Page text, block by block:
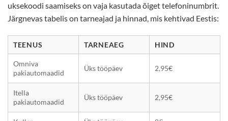
uksekoodi saamiseks on vaja kasutada õiget telefoninumbrit.
Järgnevas tabelis on tarneajad ja hinnad, mis kehtivad Eestis:
TEENUS TARNEAEG HIND
Omniva
pakiautomaadid
Üks tööpäev 2,95€
Itella
pakiautomaadid
Üks tööpäev 2,95€